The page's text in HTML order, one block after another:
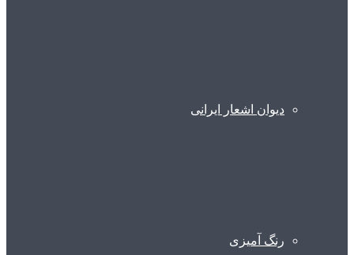
دیوان اشعار ایرانی
رنگ آمیزی